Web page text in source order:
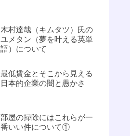
木村達哉（キムタツ）氏の
ユメタン（夢を叶える英単
語）について
最低賃金とそこから見える
日本的企業の闇と愚かさ
部屋の掃除にはこれらが一
番いい件について①